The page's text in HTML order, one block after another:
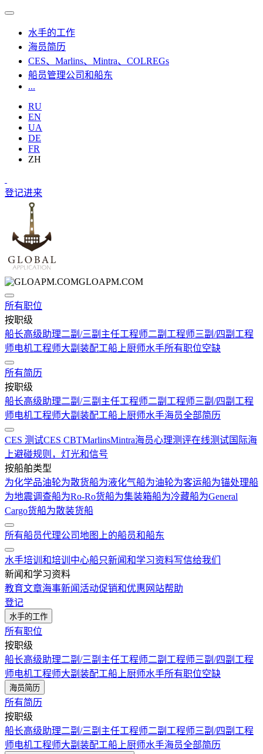
水手的工作
海员简历
CES、Marlins、Mintra、COLREGs
船员管理公司和船东
...
RU
EN
UA
DE
FR
ZH
登记进来
GLOAPM.COM
所有职位
按职级
船长高级助理二副/三副 主任工程师二副工程师三副/四副工程
师电机工程师大副 装配工船上厨师水手所有职位空缺
所有简历
按职级
船长高级助理二副/三副 主任工程师二副工程师三副/四副工程
师电机工程师大副 装配工船上厨师水手海员全部简历
CES 测试CES CBTMarlinsMintra海员心理测评在线测试国际海
上避碰规则，灯光和信号
按船舶类型
为化学品油轮为散货船为液化气船为油轮为客运船为锚处理船
为地震调查船为Ro-Ro货船为集装箱船为冷藏船为General
Cargo货船为散装货船
所有船员代理公司地图上的船员和船东
水手培训和培训中心船只新闻和学习资料写信给我们
新闻和学习资料
教育文章海事新闻活动促销和优惠 网站帮助
登记
水手的工作
所有职位
按职级
船长高级助理二副/三副 主任工程师二副工程师三副/四副工程
师电机工程师大副 装配工船上厨师水手所有职位空缺
海员简历
所有简历
按职级
船长高级助理二副/三副 主任工程师二副工程师三副/四副工程
师电机工程师大副 装配工船上厨师水手海员全部简历